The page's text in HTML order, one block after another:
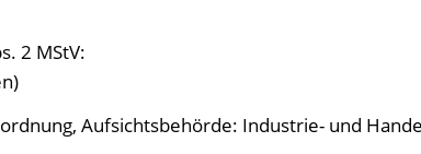
2 MStV:
Aufsichtsbehörde: Industrie- und